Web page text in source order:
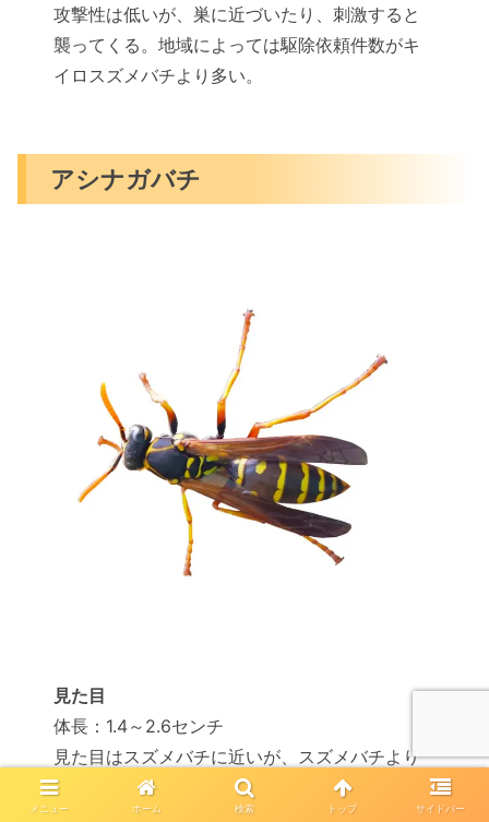
攻撃性は低いが、巣に近づいたり、刺激すると
襲ってくる。地域によっては駆除依頼件数がキ
イロスズメバチより多い。
アシナガバチ
見た目
体長：1.4～2.6センチ
見た目はスズメバチに近いが、スズメバチより
細身で小さい
メニュー ホーム 検索 トップ サイドバー